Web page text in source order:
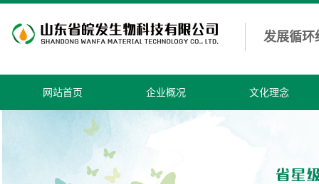
发展循环
网站首页 企业概况 文化理念